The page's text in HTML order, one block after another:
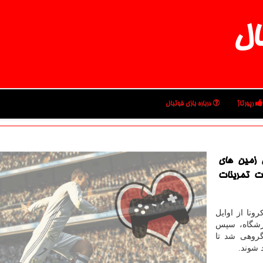
رپورتاژ درباره بازی فوتبال
زمین های
تمرینات
از اوایل
سپس
شد تا
شوند.